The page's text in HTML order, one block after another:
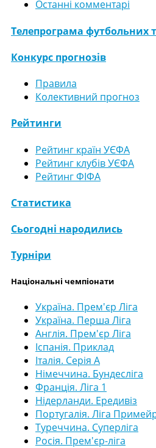
Останні комментарі
Телепрограма футбольних
Конкурс прогнозів
Правила
Колективний прогноз
Рейтинги
Рейтинг країн УЄФА
Рейтинг клубів УЄФА
Рейтинг ФІФА
Статистика
Сьогодні народились
Турніри
Національні чемпіонати
Україна. Прем'єр Ліга
Україна. Перша Ліга
Англія. Прем'єр Ліга
Іспанія. Приклад
Італія. Серія А
Німеччина. Бундесліга
Франція. Ліга 1
Нідерланди. Ередивіз
Португалія. Ліга
Туреччина. Суперліга
Росія. Прем'єр-ліга